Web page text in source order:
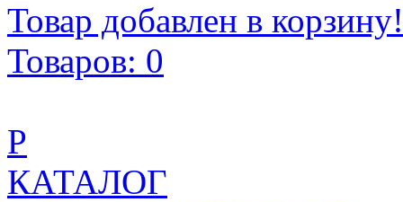
Товар добавлен в корзину!
Товаров: 0
Р
КАТАЛОГ